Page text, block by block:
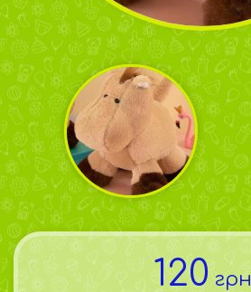
120 грн